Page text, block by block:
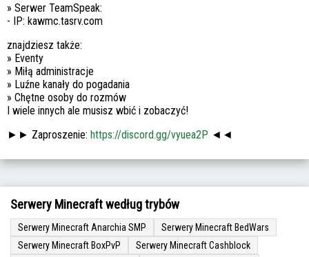
» Serwer TeamSpeak:
- IP: kawmc.tasrv.com
znajdziesz także:
» Eventy
» Miłą administracje
» Luźne kanały do pogadania
» Chętne osoby do rozmów
I wiele innych ale musisz wbić i zobaczyć!
►► Zaproszenie: https://discord.gg/vyuea2P ◄◄
Serwery Minecraft według trybów
Serwery Minecraft Anarchia SMP
Serwery Minecraft BedWars
Serwery Minecraft BoxPvP
Serwery Minecraft Cashblock